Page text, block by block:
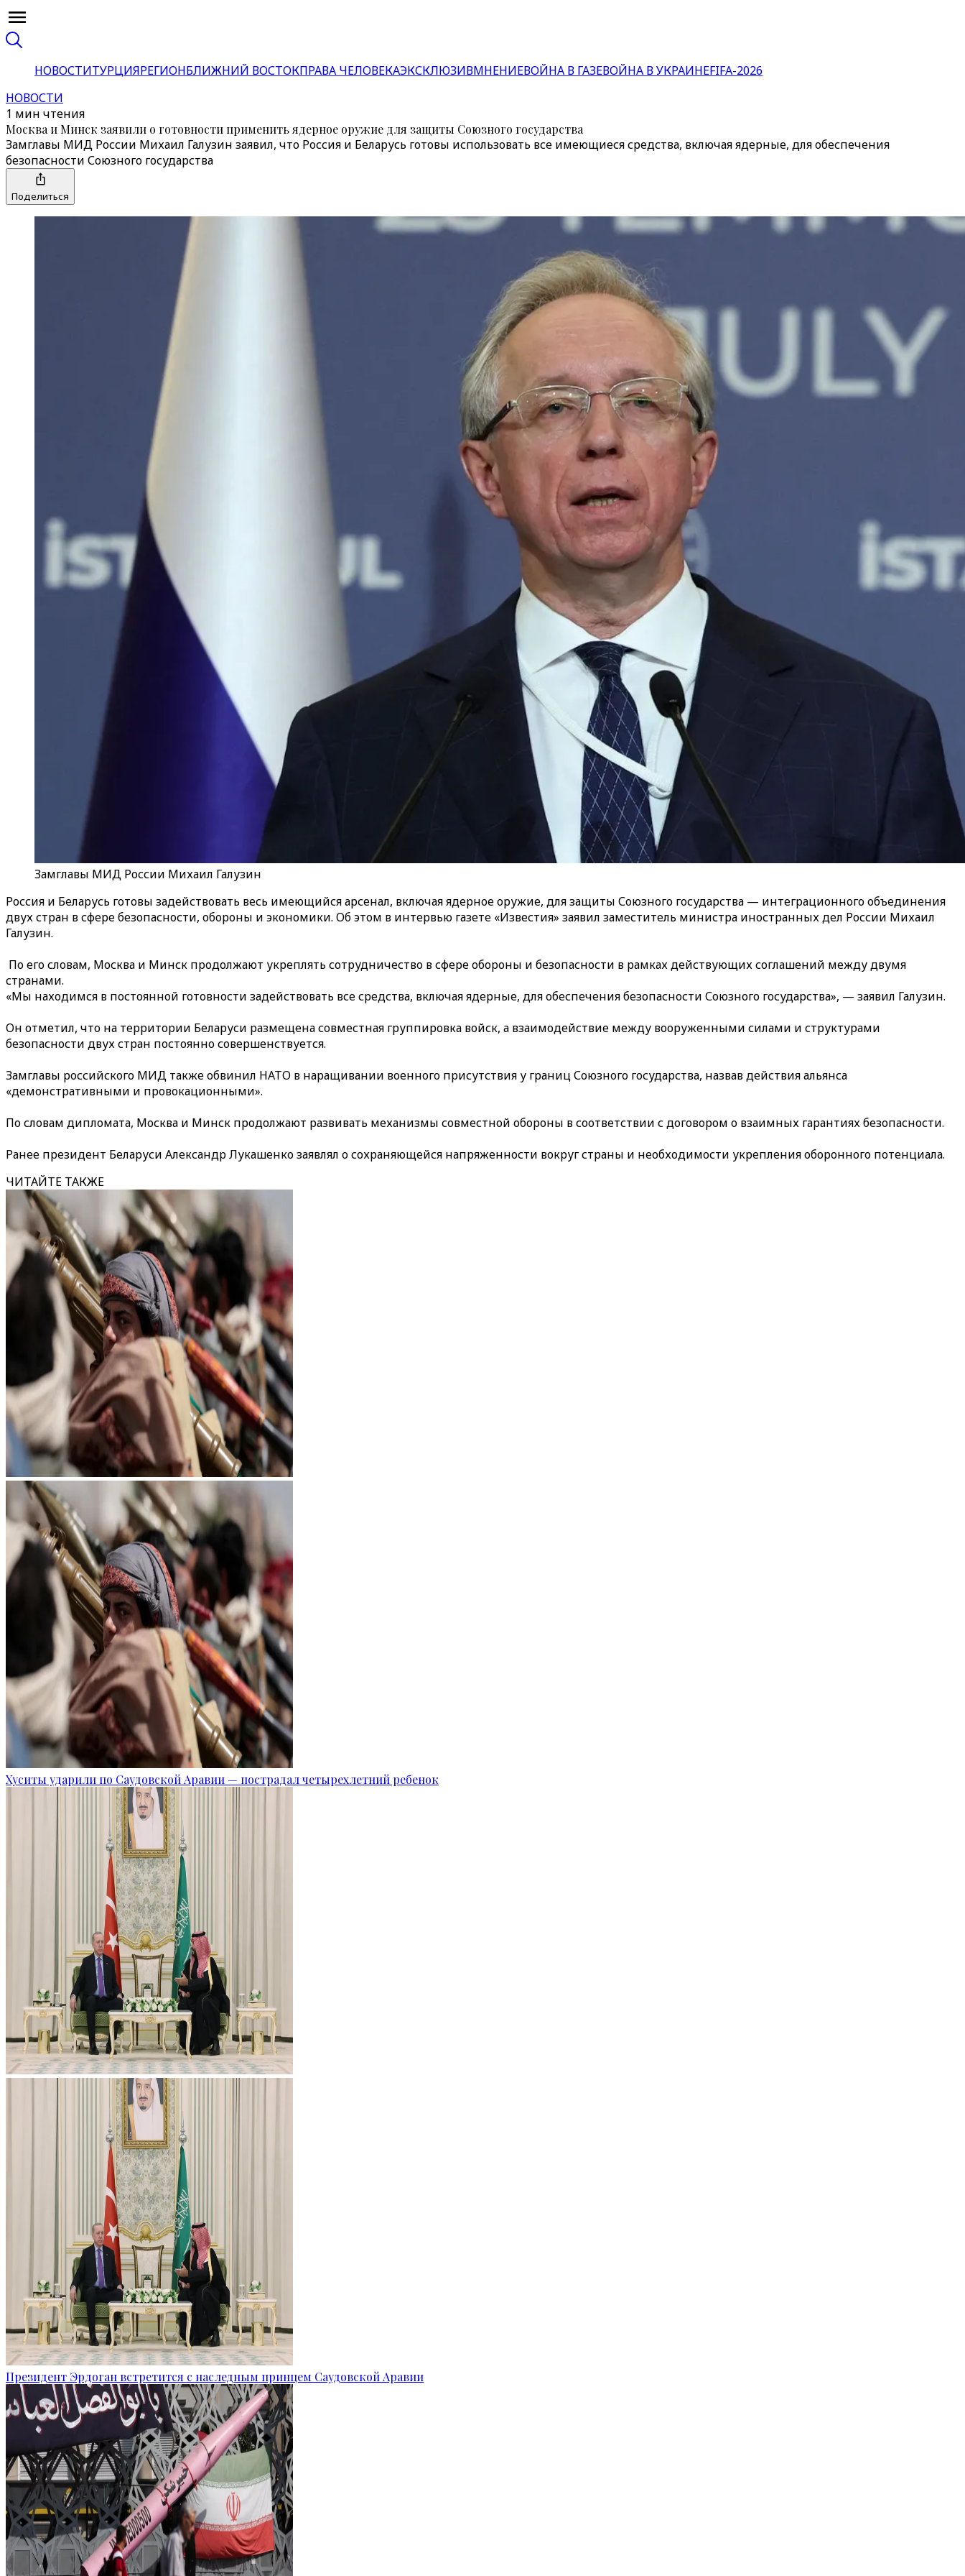
НОВОСТИТУРЦИЯРЕГИОНБЛИЖНИЙ ВОСТОКПРАВА ЧЕЛОВЕКАЭКСКЛЮЗИВМНЕНИЕВОЙНА В ГАЗЕВОЙНА В УКРАИНЕFIFA-2026
НОВОСТИ
1 мин чтения
Москва и Минск заявили о готовности применить ядерное оружие для защиты Союзного государства
Замглавы МИД России Михаил Галузин заявил, что Россия и Беларусь готовы использовать все имеющиеся средства, включая ядерные, для обеспечения
безопасности Союзного государства
Поделиться
Замглавы МИД России Михаил Галузин
Россия и Беларусь готовы задействовать весь имеющийся арсенал, включая ядерное оружие, для защиты Союзного государства — интеграционного объединения
двух стран в сфере безопасности, обороны и экономики. Об этом в интервью газете «Известия» заявил заместитель министра иностранных дел России Михаил
Галузин.
По его словам, Москва и Минск продолжают укреплять сотрудничество в сфере обороны и безопасности в рамках действующих соглашений между двумя
странами.
«Мы находимся в постоянной готовности задействовать все средства, включая ядерные, для обеспечения безопасности Союзного государства», — заявил Галузин.
Он отметил, что на территории Беларуси размещена совместная группировка войск, а взаимодействие между вооруженными силами и структурами
безопасности двух стран постоянно совершенствуется.
Замглавы российского МИД также обвинил НАТО в наращивании военного присутствия у границ Союзного государства, назвав действия альянса
«демонстративными и провокационными».
По словам дипломата, Москва и Минск продолжают развивать механизмы совместной обороны в соответствии с договором о взаимных гарантиях безопасности.
Ранее президент Беларуси Александр Лукашенко заявлял о сохраняющейся напряженности вокруг страны и необходимости укрепления оборонного потенциала.
ЧИТАЙТЕ ТАКЖЕ
Хуситы ударили по Саудовской Аравии — пострадал четырехлетний ребенок
Президент Эрдоган встретится с наследным принцем Саудовской Аравии